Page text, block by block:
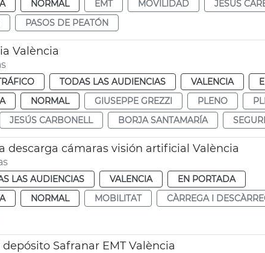
NORMAL EMT MOVILIDAD
JESÚS
PASOS DE PEATÓN
València
TODAS LAS AUDIENCIAS VALENCIA
NORMAL GIUSEPPE GREZZI PLENO
JESÚS CARBONELL BORJA SANTAMARÍA
descarga cámaras visión artificial València
LAS AUDIENCIAS VALENCIA
EN PORTADA
NORMAL MOBILITAT CÀRREGA I
Safranar EMT València